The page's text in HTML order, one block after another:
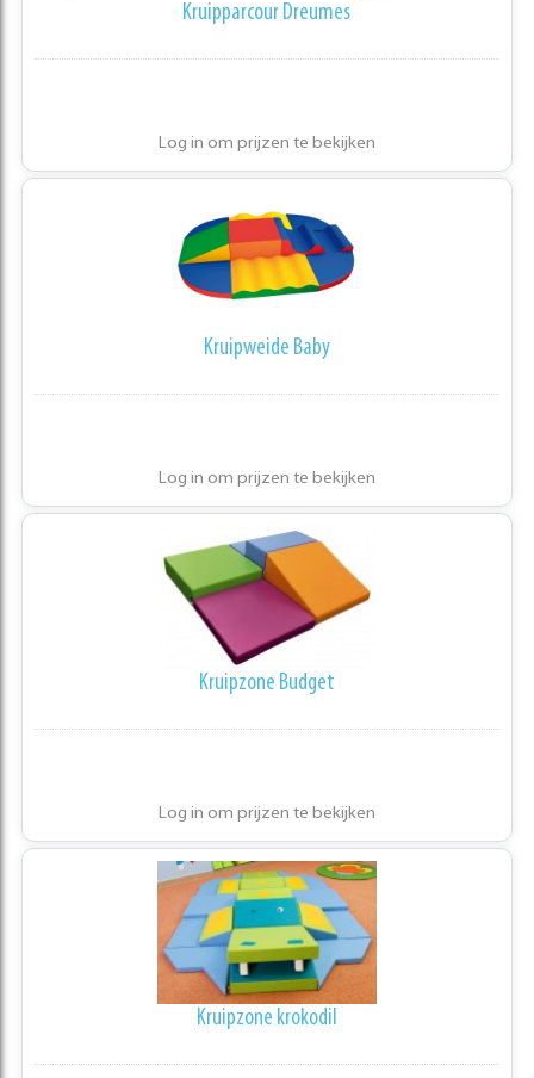
Kruipparcour Dreumes
Log in om prijzen te bekijken
Kruipweide Baby
Log in om prijzen te bekijken
Kruipzone Budget
Log in om prijzen te bekijken
Kruipzone krokodil